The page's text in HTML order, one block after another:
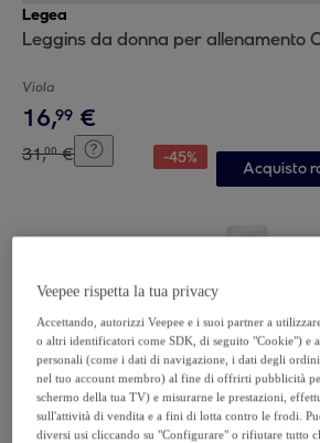
Legea
Leggins da donna per allenamento
Viola
16,99 €
31,00 € -45%
Acquisto
Veepee rispetta la tua privacy
Accettando, autorizzi Veepee e i suoi partner a
o altri identificatori come SDK, di seguito "Cookie") e
personali (come i dati di navigazione, i dati degli
nel tuo account membro) al fine di offrirti pubblicità
schermo della tua TV) e misurarne le prestazioni,
sull'attività di vendita e a fini di lotta contro le frodi.
diversi usi cliccando su "Configurare" o rifiutare tutto